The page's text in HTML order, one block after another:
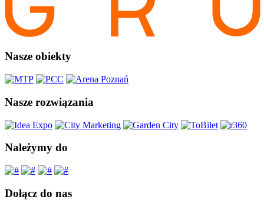
Nasze obiekty
Nasze rozwiązania
Należymy do
Dołącz do nas